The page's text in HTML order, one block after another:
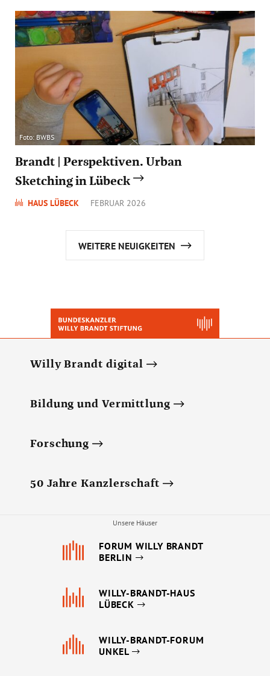
Foto: BWBS
Brandt | Perspektiven. Urban
Sketching in Lübeck
HAUS LÜBECK FEBRUAR 2026
WEITERE NEUIGKEITEN
Willy Brandt digital
Bildung und Vermittlung
Forschung
50 Jahre Kanzlerschaft
Unsere Häuser
FORUM WILLY BRANDT
BERLIN
WILLY-BRANDT-HAUS
LÜBECK
WILLY-BRANDT-FORUM
UNKEL